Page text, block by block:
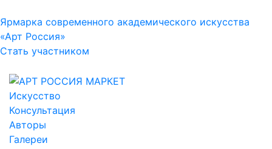
Ярмарка современного академического искусства
«Арт Россия»
Стать участником
Искусство
Консультация
Авторы
Галереи